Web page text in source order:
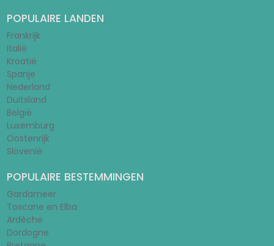
POPULAIRE LANDEN
Frankrijk
Italië
Kroatië
Spanje
Nederland
Duitsland
België
Luxemburg
Oostenrijk
Slovenië
POPULAIRE BESTEMMINGEN
Gardameer
Toscane en Elba
Ardèche
Dordogne